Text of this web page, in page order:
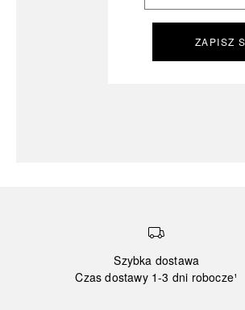
ZAPISZ
Szybka dostawa
Czas dostawy 1-3 dni robocze¹